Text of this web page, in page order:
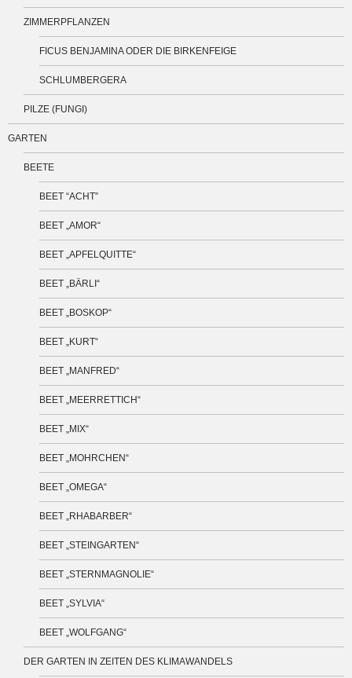
ZIMMERPFLANZEN
FICUS BENJAMINA ODER DIE BIRKENFEIGE
SCHLUMBERGERA
PILZE (FUNGI)
GARTEN
BEETE
BEET “ACHT”
BEET „AMOR“
BEET „APFELQUITTE“
BEET „BÄRLI“
BEET „BOSKOP“
BEET „KURT“
BEET „MANFRED“
BEET „MEERRETTICH“
BEET „MIX“
BEET „MOHRCHEN“
BEET „OMEGA“
BEET „RHABARBER“
BEET „STEINGARTEN“
BEET „STERNMAGNOLIE“
BEET „SYLVIA“
BEET „WOLFGANG“
DER GARTEN IN ZEITEN DES KLIMAWANDELS